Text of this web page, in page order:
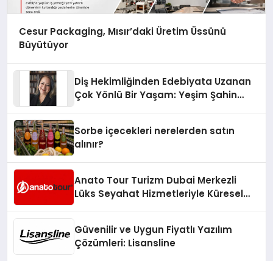
Cesur Packaging, Mısır’daki Üretim Üssünü
Büyütüyor
Diş Hekimliğinden Edebiyata Uzanan
Çok Yönlü Bir Yaşam: Yeşim Şahin
Sorbe içecekleri nerelerden satın
alınır?
Anato Tour Turizm Dubai Merkezli
Lüks Seyahat Hizmetleriyle Küresel
Güvenilir ve Uygun Fiyatlı Yazılım
Çözümleri: Lisansline